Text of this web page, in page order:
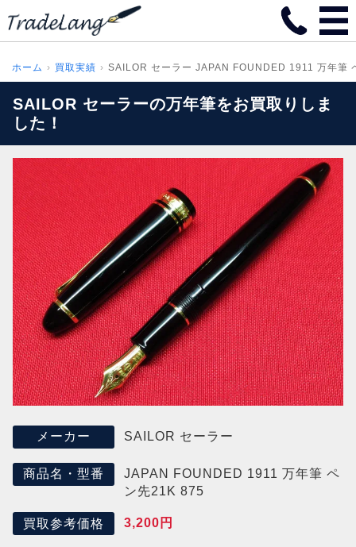
ホーム 買取実績 SAILOR セーラー JAPAN FOUNDED 1911 万年筆
SAILOR セーラーの万年筆をお買取りしま
した！
メーカー SAILOR セーラー
商品名・型番
JAPAN FOUNDED 1911 万年筆 ペ
ン先21K 875
買取参考価格 3,200円